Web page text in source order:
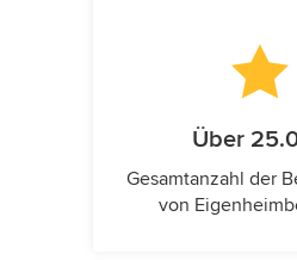
Über
Gesamtanzahl der
von